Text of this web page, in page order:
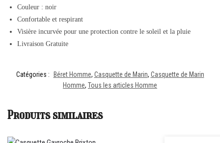
Couleur : noir
Confortable et respirant
Visière incurvée pour une protection contre le soleil et la pluie
Livraison Gratuite
Catégories : Béret Homme, Casquette de Marin, Casquette de Marin
Homme, Tous les articles Homme
Produits similaires